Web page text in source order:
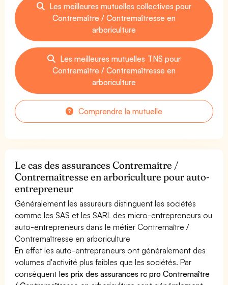
Les meilleures mutuelles collectives pour
Contremaître / Contremaîtresse en
arboriculture
Les meilleures mutuelles TNS pour
Contremaître / Contremaîtresse en
arboriculture
Comprendre la mutuelle
Le cas des assurances Contremaître /
Contremaîtresse en arboriculture pour auto-
entrepreneur
Généralement les assureurs distinguent les sociétés
comme les SAS et les SARL des micro-entrepreneurs ou
auto-entrepreneurs dans le métier Contremaître /
Contremaîtresse en arboriculture
En effet les auto-entrepreneurs ont généralement des
volumes d'activité plus faibles que les sociétés. Par
conséquentles prix des assurances rc pro Contremaître